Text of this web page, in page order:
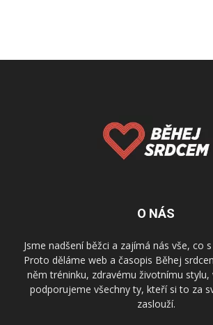
O NÁS
Jsme nadšení běžci a zajímá nás vše, co
Proto děláme web a časopis Běhej
něm tréninku, zdravému životnímu stylu,
podporujeme všechny ty, kteří si to za
zaslouží.